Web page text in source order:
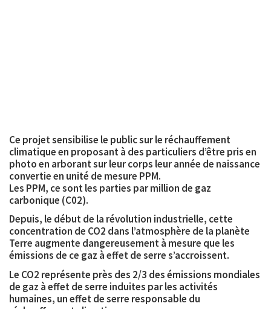
Ce projet sensibilise le public sur le réchauffement
climatique en proposant à des particuliers d’être pris en
photo en arborantsur leur corps leur année de naissance
convertie en unité de mesure PPM.
Les PPM, ce sont les parties par million de gaz
carbonique (C02).
Depuis, le début de la révolution industrielle, cette
concentration de CO2 dans l’atmosphère de la planète
Terre augmente dangereusementà mesure que les
émissions de ce gaz à effet de serre s’accroissent.
Le CO2 représente près des 2/3 des émissions mondiales
de gaz à effet de serre induites par les activités
humaines, un effet de serre responsable du